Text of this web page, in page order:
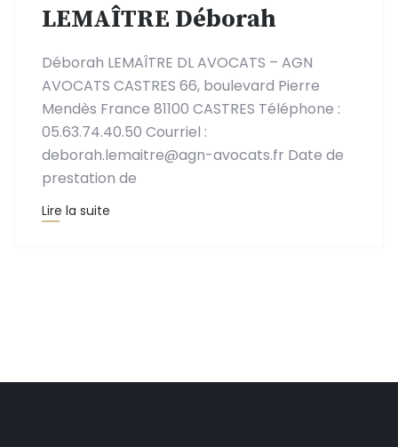
LEMAÎTRE Déborah
Déborah LEMAÎTRE DL AVOCATS – AGN
AVOCATS CASTRES 66, boulevard Pierre
Mendès France 81100 CASTRES Téléphone :
05.63.74.40.50 Courriel :
deborah.lemaitre@agn-avocats.fr Date de
prestation de
Lire la suite